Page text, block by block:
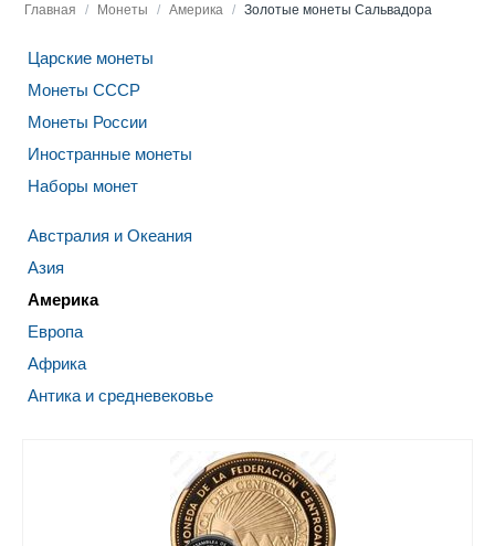
Главная / Монеты / Америка / Золотые монеты Сальвадора
Царские монеты
Монеты СССР
Монеты России
Иностранные монеты
Наборы монет
Австралия и Океания
Азия
Америка
Европа
Африка
Антика и средневековье